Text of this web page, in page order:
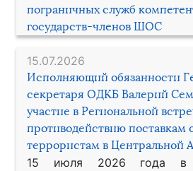
пограничных служб
государств-членов ШОС
15.07.2026
Исполняющий обязанности
секретаря ОДКБ Валерий
участие в Региональной
противодействию поставкам
террористам в Центральной
15 июля 2026 года в